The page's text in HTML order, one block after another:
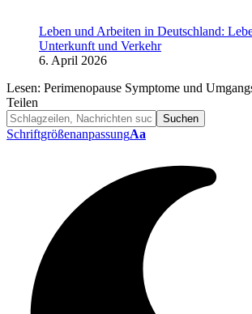
Leben und Arbeiten in Deutschland:
Unterkunft und Verkehr
6. April 2026
Lesen: Perimenopause Symptome und
Teilen
SchriftgrößenanpassungAa